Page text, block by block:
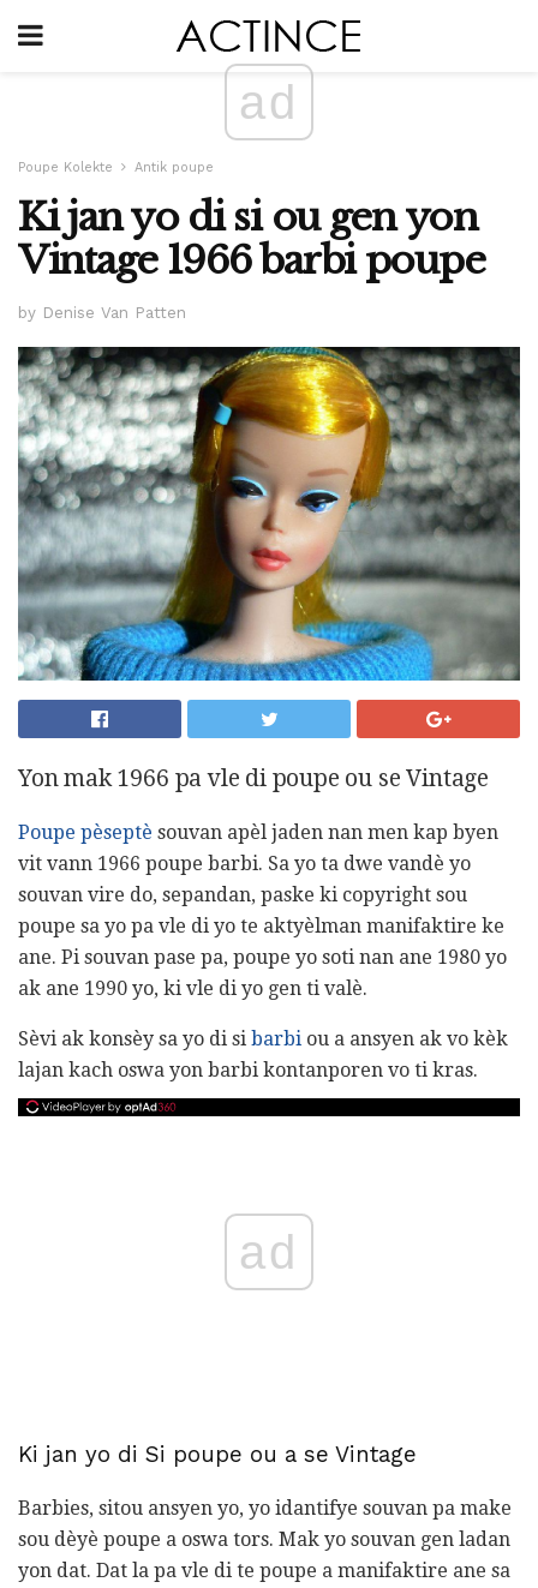
ad
Poupe Kolekte Antik poupe
Ki jan yo di si ou gen yon
Vintage 1966 barbi poupe
by Denise Van Patten
Yon mak 1966 pa vle di poupe ou se Vintage
Poupe pèseptè souvan apèl jaden nan men kap byen
vit vann 1966 poupe barbi. Sa yo ta dwe vandè yo
souvan vire do, sepandan, paske ki copyright sou
poupe sa yo pa vle di yo te aktyèlman manifaktire ke
ane. Pi souvan pase pa, poupe yo soti nan ane 1980 yo
ak ane 1990 yo, ki vle di yo gen ti valè.
Sèvi ak konsèy sa yo di si barbi ou a ansyen ak vo kèk
lajan kach oswa yon barbi kontanporen vo ti kras.
ad
Ki jan yo di Si poupe ou a se Vintage
Barbies, sitou ansyen yo, yo idantifye souvan pa make
sou dèyè poupe a oswa tors. Mak yo souvan gen ladan
yon dat. Dat la pa vle di te poupe a manifaktire ane sa